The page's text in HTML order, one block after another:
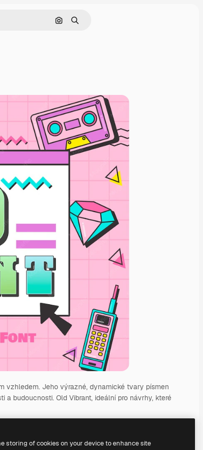
Hledat podle obrázku
Hledat
vzhledem. Jeho výrazné, dynamické tvary písmen
budoucnosti. Old Vibrant, ideální pro návrhy, které
storing of cookies on your device to enhance site